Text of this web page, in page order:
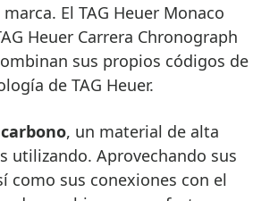
El TAG Heuer Monaco
Heuer Carrera Chronograph
sus propios códigos de
de TAG Heuer.
, un material de alta
utilizando. Aprovechando sus
como sus conexiones con el